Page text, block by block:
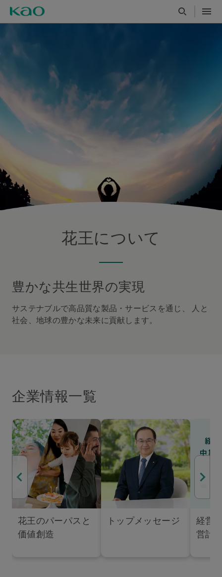
花王について
豊かな共生世界の実現
サステナブルで高品質な製品・サービスを通じ、 人と
社会、地球の豊かな未来に貢献します。
企業情報一覧
花王のパーパスと
価値創造​
トップメッセージ
経営
営計